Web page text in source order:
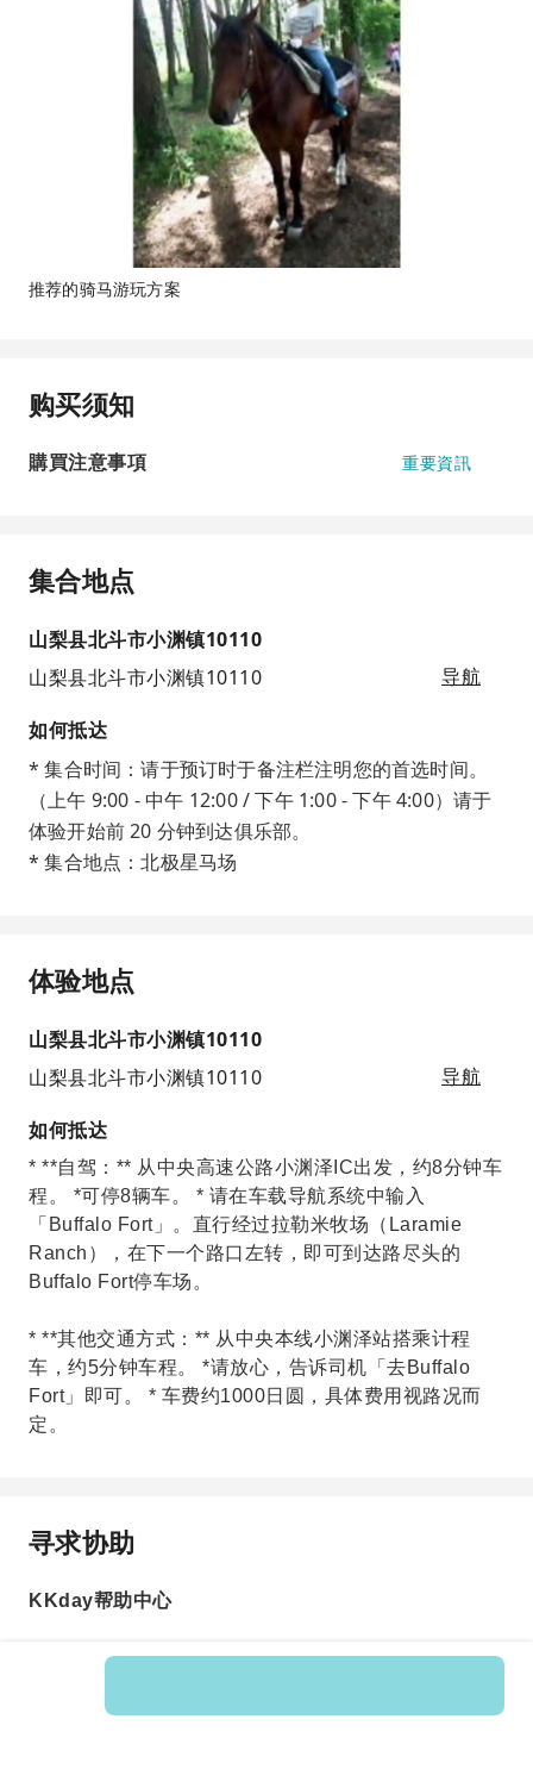
推荐的骑马游玩方案
购买须知
購買注意事項 重要資訊
集合地点
山梨县北斗市小渊镇10110
山梨县北斗市小渊镇10110
导航
如何抵达
* 集合时间：请于预订时于备注栏注明您的首选时间。
（上午 9:00 - 中午 12:00 / 下午 1:00 - 下午 4:00）请于
体验开始前 20 分钟到达俱乐部。
* 集合地点：北极星马场
体验地点
山梨县北斗市小渊镇10110
山梨县北斗市小渊镇10110
导航
如何抵达
* **自驾：** 从中央高速公路小渊泽IC出发，约8分钟车
程。 *可停8辆车。 * 请在车载导航系统中输入
「Buffalo Fort」。直行经过拉勒米牧场（Laramie
Ranch），在下一个路口左转，即可到达路尽头的
Buffalo Fort停车场。
* **其他交通方式：** 从中央本线小渊泽站搭乘计程
车，约5分钟车程。 *请放心，告诉司机「去Buffalo
Fort」即可。 * 车费约1000日圆，具体费用视路况而
定。
寻求协助
KKday帮助中心
Product No.: 606334